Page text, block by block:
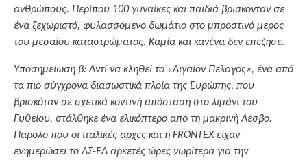
ανθρώπους. Περίπου 100 γυναίκες και παιδιά βρίσκονταν σε
ένα ξεχωριστό, φυλασσόμενο δωμάτιο στο μπροστινό μέρος
του μεσαίου καταστρώματος. Καμία και κανένα δεν επέζησε.
Υποσημείωση β: Αντί να κληθεί το «Αιγαίον Πέλαγος», ένα από
τα πιο σύγχρονα διασωστικά πλοία της Ευρώπης, που
βρισκόταν σε σχετικά κοντινή απόσταση στο λιμάνι του
Γυθείου, στάλθηκε ένα ελικόπτερο από τη μακρινή Λέσβο.
Παρόλο που οι ιταλικές αρχές και η FRONTEX είχαν
ενημερώσει το ΛΣ-ΕΑ αρκετές ώρες νωρίτερα για την